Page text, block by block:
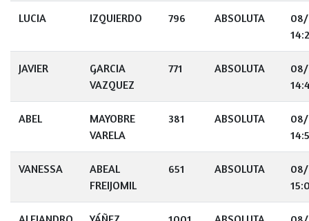
LUCIA IZQUIERDO 796 ABSOLUTA
JAVIER
GARCIA
VAZQUEZ
771 ABSOLUTA
ABEL
MAYOBRE
VARELA
381 ABSOLUTA
VANESSA
ABEAL
FREIJOMIL
651 ABSOLUTA